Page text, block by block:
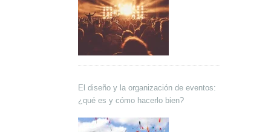
El diseño y la organización de eventos:
¿qué es y cómo hacerlo bien?